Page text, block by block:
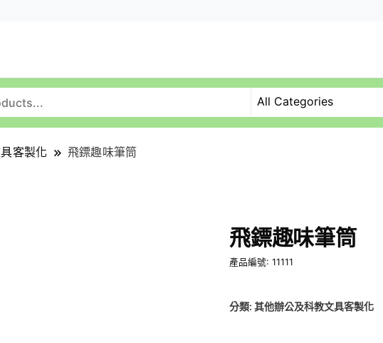
客製化 飛鏢趣味筆筒
飛鏢趣味筆筒
產品編號: 11111
分類:其他辦公及科教文具客製化